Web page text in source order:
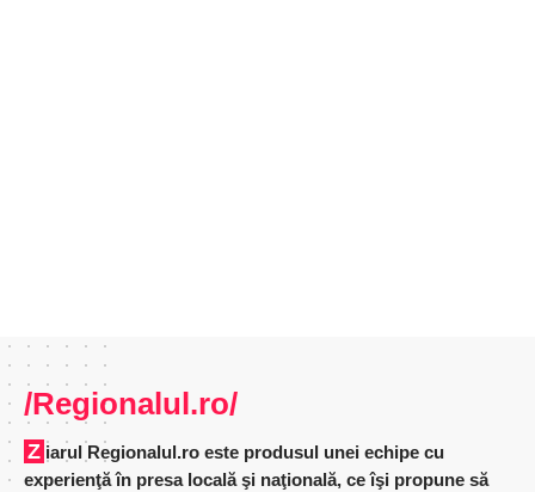
/Regionalul.ro/
Ziarul Regionalul.ro este produsul unei echipe cu
experienţă în presa locală şi naţională, ce îşi propune să